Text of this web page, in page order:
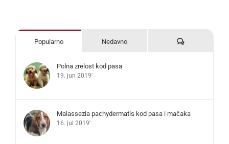
Popularno Nedavno Komentari
Polna zrelost kod pasa
19. jun 2019'
Malassezia pachydermatis kod pasa i mačaka
16. jul 2019'